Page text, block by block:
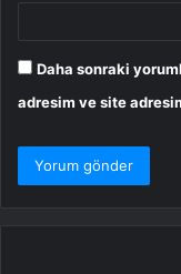
Daha sonraki
adresim ve site